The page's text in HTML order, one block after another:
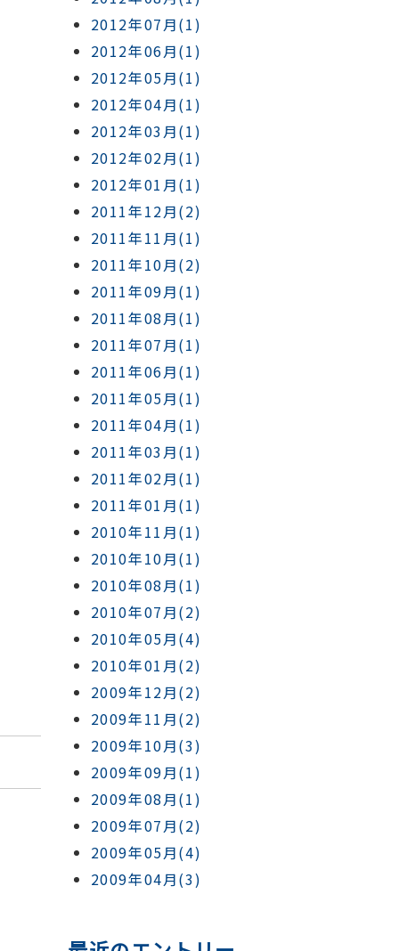
2012年07月(1)
2012年06月(1)
2012年05月(1)
2012年04月(1)
2012年03月(1)
2012年02月(1)
2012年01月(1)
2011年12月(2)
2011年11月(1)
2011年10月(2)
2011年09月(1)
2011年08月(1)
2011年07月(1)
2011年06月(1)
2011年05月(1)
2011年04月(1)
2011年03月(1)
2011年02月(1)
2011年01月(1)
2010年11月(1)
2010年10月(1)
2010年08月(1)
2010年07月(2)
2010年05月(4)
2010年01月(2)
2009年12月(2)
2009年11月(2)
2009年10月(3)
2009年09月(1)
2009年08月(1)
2009年07月(2)
2009年05月(4)
2009年04月(3)